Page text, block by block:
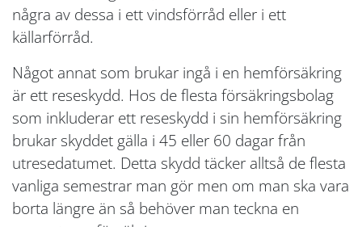
några av dessa i ett vindsförråd eller i ett
källarförråd.
Något annat som brukar ingå i en hemförsäkring
är ett reseskydd. Hos de flesta försäkringsbolag
som inkluderar ett reseskydd i sin hemförsäkring
brukar skyddet gälla i 45 eller 60 dagar från
utresedatumet. Detta skydd täcker alltså de flesta
vanliga semestrar man gör men om man ska vara
borta längre än så behöver man teckna en